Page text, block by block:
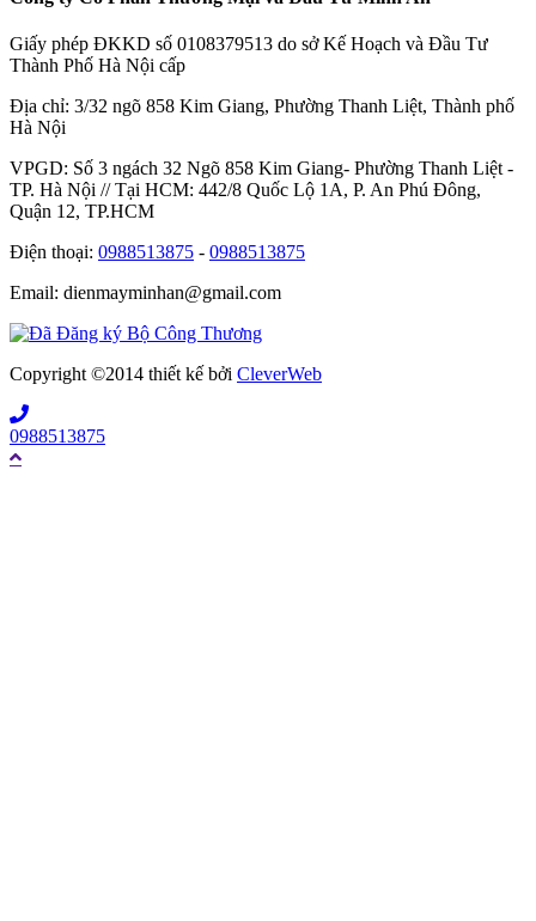
Giấy phép ĐKKD số 0108379513 do sở Kế Hoạch và Đầu Tư
Thành Phố Hà Nội cấp
Địa chỉ: 3/32 ngõ 858 Kim Giang, Phường Thanh Liệt, Thành phố
Hà Nội
VPGD: Số 3 ngách 32 Ngõ 858 Kim Giang- Phường Thanh Liệt -
TP. Hà Nội // Tại HCM: 442/8 Quốc Lộ 1A, P. An Phú Đông,
Quận 12, TP.HCM
Điện thoại: 0988513875 - 0988513875
Email: dienmayminhan@gmail.com
Copyright ©2014 thiết kế bởi CleverWeb
0988513875